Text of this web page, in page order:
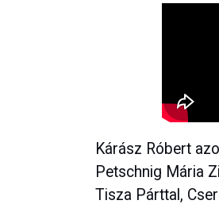
Kárász Róbert
Petschnig Mária
Tisza Párttal,